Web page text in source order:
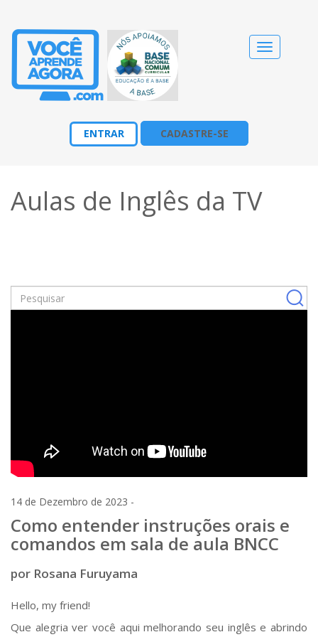
Alternar
navegação
ENTRAR CADASTRE-SE
Aulas de Inglês da TV
14 de Dezembro de 2023 -
Como entender instruções orais e
comandos em sala de aula BNCC
por Rosana Furuyama
Hello, my friend!
Que alegria ver você aqui melhorando seu inglês e abrindo